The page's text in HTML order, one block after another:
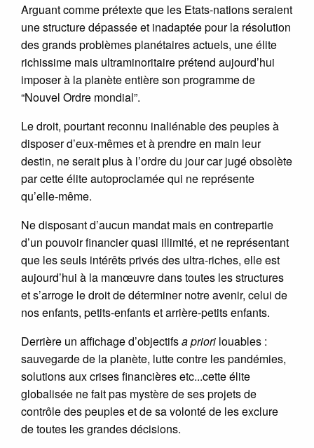
Arguant comme prétexte que les Etats-nations seraient
une structure dépassée et inadaptée pour la résolution
des grands problèmes planétaires actuels, une élite
richissime mais ultraminoritaire prétend aujourd’hui
imposer à la planète entière son programme de
“Nouvel Ordre mondial”.
Le droit, pourtant reconnu inaliénable des peuples à
disposer d’eux-mêmes et à prendre en main leur
destin, ne serait plus à l’ordre du jour car jugé obsolète
par cette élite autoproclamée qui ne représente
qu’elle-même.
Ne disposant d’aucun mandat mais en contrepartie
d’un pouvoir financier quasi illimité, et ne représentant
que les seuls intérêts privés des ultra-riches, elle est
aujourd’hui à la manœuvre dans toutes les structures
et s’arroge le droit de déterminer notre avenir, celui de
nos enfants, petits-enfants et arrière-petits enfants.
Derrière un affichage d’objectifsa priori louables :
sauvegarde de la planète, lutte contre les pandémies,
solutions aux crises financières etc...cette élite
globalisée ne fait pas mystère de ses projets de
contrôle des peuples et de sa volonté de les exclure
de toutes les grandes décisions.